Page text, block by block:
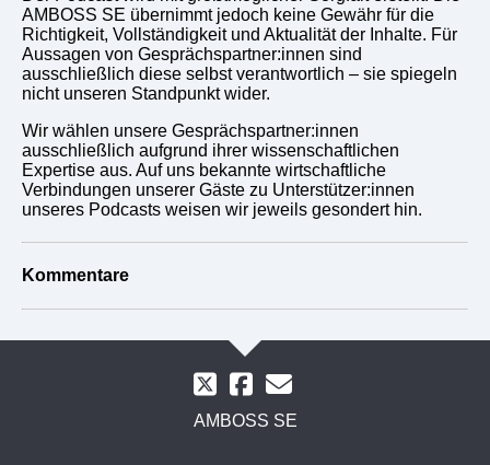
AMBOSS SE übernimmt jedoch keine Gewähr für die
Richtigkeit, Vollständigkeit und Aktualität der Inhalte. Für
Aussagen von Gesprächspartner:innen sind
ausschließlich diese selbst verantwortlich – sie spiegeln
nicht unseren Standpunkt wider.
Wir wählen unsere Gesprächspartner:innen
ausschließlich aufgrund ihrer wissenschaftlichen
Expertise aus. Auf uns bekannte wirtschaftliche
Verbindungen unserer Gäste zu Unterstützer:innen
unseres Podcasts weisen wir jeweils gesondert hin.
Kommentare
AMBOSS SE